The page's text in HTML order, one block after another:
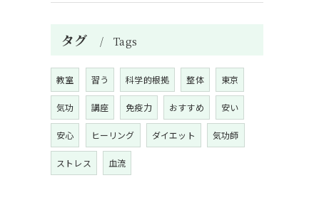
タグ Tags
教室 習う 科学的根拠 整体 東京
気功 講座 免疫力 おすすめ 安い
安心 ヒーリング ダイエット 気功師
ストレス 血流